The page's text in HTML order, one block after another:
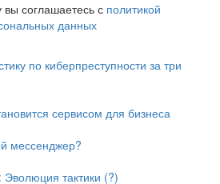
соглашаетесь с политикой
данных
по киберпреступности за три
сервисом для бизнеса
мессенджер?
тактики (?)